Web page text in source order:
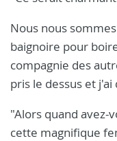
Nous nous
baignoire pour
compagnie des
pris le dessus et
"Alors quand avez-
cette magnifique